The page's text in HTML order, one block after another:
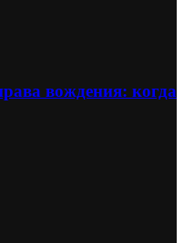
вождения: когда